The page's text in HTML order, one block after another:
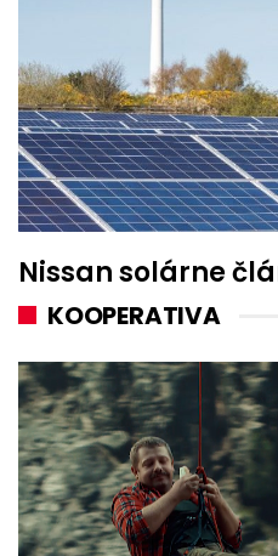
Nissan solárne
KOOPERATIVA